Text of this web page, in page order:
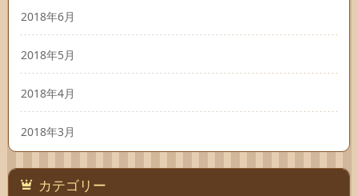
2018年6月
2018年5月
2018年4月
2018年3月
カテゴリー